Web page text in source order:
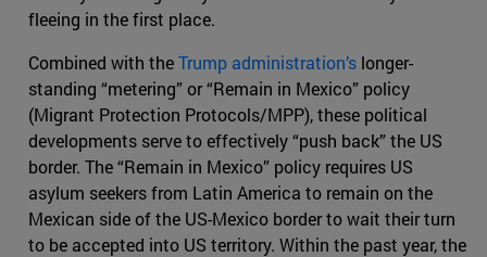
fleeing in the first place.
Combined with theTrump administration’s longer-
standing “metering” or “Remain in Mexico” policy
(Migrant Protection Protocols/MPP), these political
developments serve to effectively “push back” the US
border. The “Remain in Mexico” policy requires US
asylum seekers from Latin America to remain on the
Mexican side of the US-Mexico border to wait their turn
to be accepted into US territory. Within the past year, the